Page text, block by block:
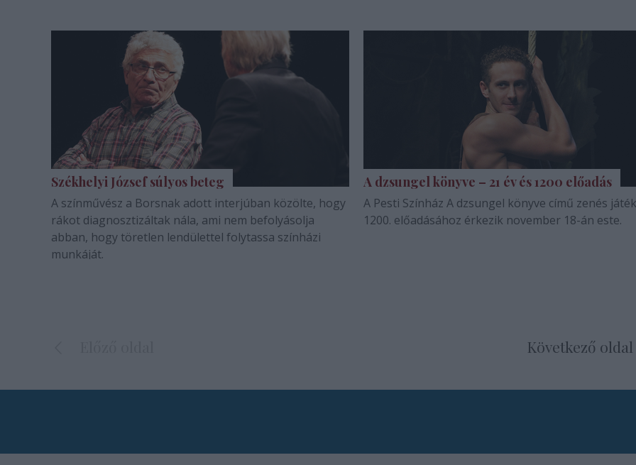
Székhelyi József súlyos beteg
A színművész a Borsnak adott interjúban közölte, hogy
rákot diagnosztizáltak nála, ami nem befolyásolja
abban, hogy töretlen lendülettel folytassa színházi
munkáját.
A dzsungel könyve – 21 év és 1200 előadás
A Pesti Színház A dzsungel könyve című zenés
1200. előadásához érkezik november 18-án este.
Következő oldal